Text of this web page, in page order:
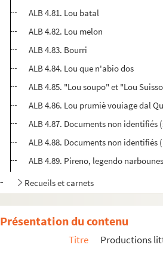
ALB 4.81. Lou batal
ALB 4.82. Lou melon
ALB 4.83. Bourri
ALB 4.84. Lou que n'abio dos
ALB 4.85. "Lou soupo" et "Lou
ALB 4.86. Lou prumiè vouiage dal
ALB 4.87. Documents non identifiés
ALB 4.88. Documents non identifiés
ALB 4.89. Pireno, legendo
Recueils et carnets
Les manuscrits de Paul Albarel
ALB 4.114. Épreuves corrigées
Présentation du contenu
Titre Productions